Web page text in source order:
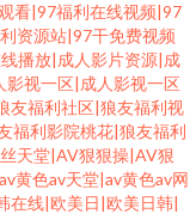
看|97福利在线视频|97
资源站|97干免费视频
播放|成人影片资源|成
影视一区|成人影视一区
友福利社区|狼友福利视
福利影院桃花|狼友福利
天堂|AV狠狠操|AV狠
黄色av天堂|av黄色av网
在线|欧美日|欧美日韩|